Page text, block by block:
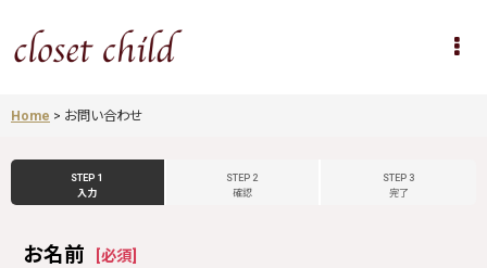
Home > お問い合わせ
STEP 1
入力
STEP 2
確認
STEP 3
完了
お名前 必須